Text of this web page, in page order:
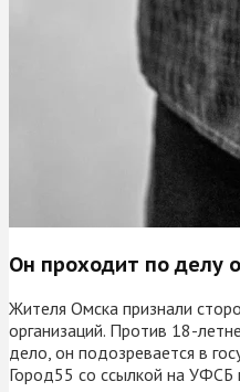
Он проходит по делу
Жителя Омска признали
организаций. Против 18-
дело, он подозревается в
Город55 со ссылкой на УФСБ